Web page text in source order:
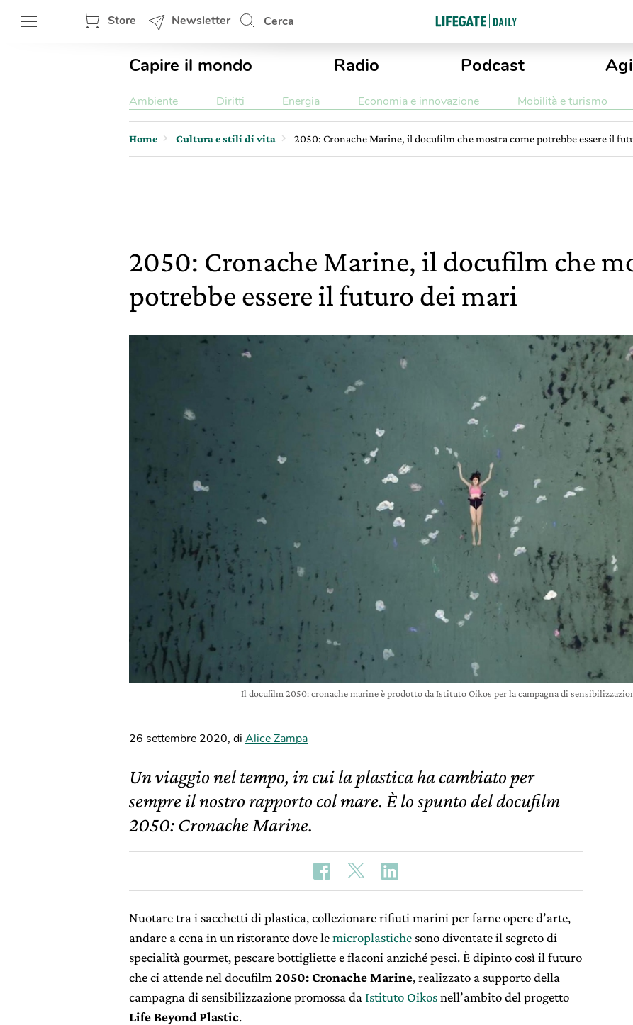
Store Newsletter Cerca
Capire il mondo Radio Podcast
Ambiente Diritti Energia Economia e innovazione Mobilità e turismo
Home Cultura e stili di vita 2050: Cronache Marine, il docufilm che mostra come potrebbe essere il
2050: Cronache Marine, il docufilm che
potrebbe essere il futuro dei mari
Il docufilm 2050: cronache marine è prodotto da Istituto Oikos per la campagna di
26 settembre 2020, di Alice Zampa
Un viaggio nel tempo, in cui la plastica ha cambiato per
sempre il nostro rapporto col mare. È lo spunto del docufilm
2050: Cronache Marine.
Nuotare tra i sacchetti di plastica, collezionare rifiuti marini per farne opere d’arte,
andare a cena in un ristorante dove lemicroplastiche sono diventate il segreto di
specialità gourmet, pescare bottigliette e flaconi anziché pesci. È dipinto così il futuro
che ci attende nel docufilm 2050: Cronache Marine, realizzato a supporto della
campagna di sensibilizzazione promossa da Istituto Oikosnell’ambito del progetto
Life Beyond Plastic.